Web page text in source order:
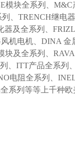
模块全系列、M&C
、TRENCH继电
及全系列、
机电机、DINA 金
及全系列、
、ITT产品全系列
电阻全系列、
系列等等上千种欧